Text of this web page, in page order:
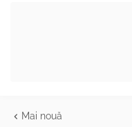
Mai nouă